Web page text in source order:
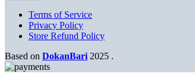
Terms of Service
Privacy Policy
Store Refund Policy
Based on DokanBari 2025 .